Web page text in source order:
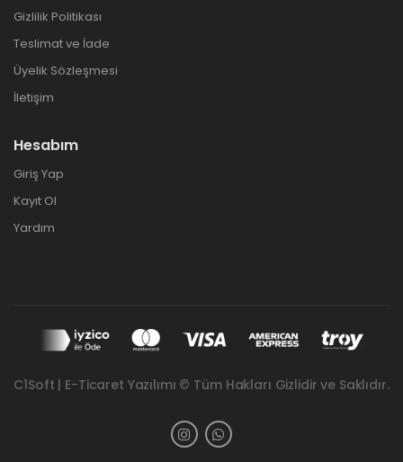
Gizlilik Politikası
Teslimat ve İade
Üyelik Sözleşmesi
İletişim
Hesabım
Giriş Yap
Kayıt Ol
Yardım
C1Soft | E-Ticaret Yazılımı © Tüm Hakları Gizlidir ve Saklıdır.